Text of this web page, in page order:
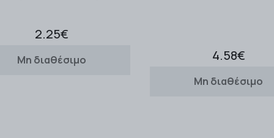
2.25€
Μη διαθέσιμο 4.58€
Μη διαθέσιμο